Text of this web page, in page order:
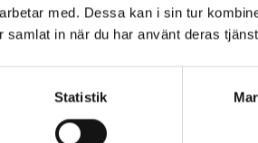
med. Dessa kan i sin tur
in när du har använt deras
Statistik